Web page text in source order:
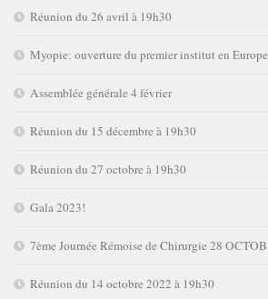
Réunion du 26 avril à 19h30
Myopie: ouverture du premier institut en Europe
Assemblée générale 4 février
Réunion du 15 décembre à 19h30
Réunion du 27 octobre à 19h30
Gala 2023!
7ème Journée Rémoise de Chirurgie 28
Réunion du 14 octobre 2022 à 19h30